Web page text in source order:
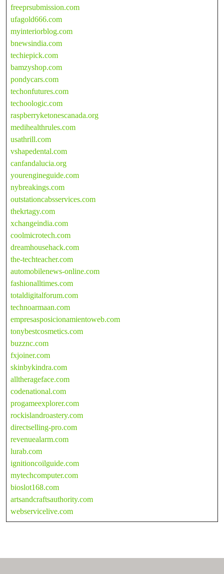
freeprsubmission.com
ufagold666.com
myinteriorblog.com
bnewsindia.com
techiepick.com
bamzyshop.com
pondycars.com
techonfutures.com
techoologic.com
raspberryketonescanada.org
medihealthrules.com
usathrill.com
vshapedental.com
canfandalucia.org
yourengineguide.com
nybreakings.com
outstationcabsservices.com
thekrtagy.com
xchangeindia.com
coolmicrotech.com
dreamhousehack.com
the-techteacher.com
automobilenews-online.com
fashionalltimes.com
totaldigitalforum.com
technoarmaan.com
empresasposicionamientoweb.com
tonybestcosmetics.com
buzznc.com
fxjoiner.com
skinbykindra.com
alltherageface.com
codenational.com
progameexplorer.com
rockislandroastery.com
directselling-pro.com
revenuealarm.com
lurab.com
ignitioncoilguide.com
mytechcomputer.com
bioslot168.com
artsandcraftsauthority.com
webservicelive.com